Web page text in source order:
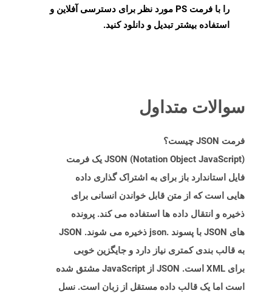
را با فرمت PS مورد نظر برای دسترسی آفلاین و
استفاده بیشتر تبدیل و دانلود کنید.
سوالات متداول
فرمت JSON چیست؟
JSON (Notation Object JavaScript) یک فرمت
فایل استاندارد باز برای به اشتراک گذاری داده
هایی است که از متن قابل خواندن انسانی برای
ذخیره و انتقال داده ها استفاده می کند. پرونده
های JSON با پسوند .json ذخیره می شوند. JSON
به قالب بندی کمتری نیاز دارد و جایگزین خوبی
برای XML است. JSON از JavaScript مشتق شده
است اما یک قالب داده مستقل از زبان است. نسل